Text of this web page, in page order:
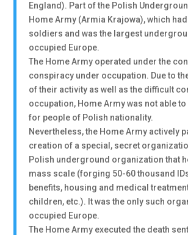
England). Part of the Polish
Home Army (Armia Krajowa), which
soldiers and was the largest
occupied Europe.
The Home Army operated under the
conspiracy under occupation. Due to
of their activity as well as the difficult
occupation, Home Army was not able
for people of Polish nationality.
Nevertheless, the Home Army actively
creation of a special, secret
Polish underground organization that
mass scale (forging 50-60 thousand
benefits, housing and medical
children, etc.). It was the only such
occupied Europe.
The Home Army executed the death